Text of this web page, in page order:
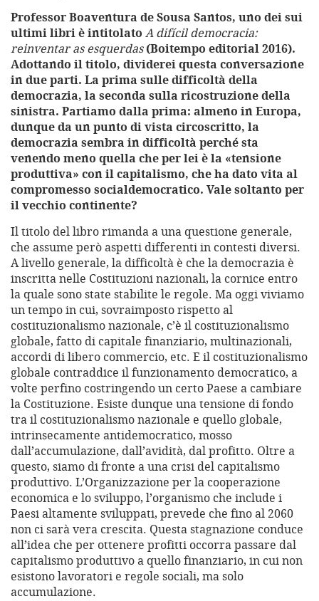
Professor Boaventura de Sousa Santos, uno dei sui
ultimi libri è intitolato A difícil democracia:
reinventar as esquerdas(Boitempo editorial 2016).
Adottando il titolo, dividerei questa conversazione
in due parti. La prima sulle difficoltà della
democrazia, la seconda sulla ricostruzione della
sinistra. Partiamo dalla prima: almeno in Europa,
dunque da un punto di vista circoscritto, la
democrazia sembra in difficoltà perché sta
venendo meno quella che per lei è la «tensione
produttiva» con il capitalismo, che ha dato vita al
compromesso socialdemocratico. Vale soltanto per
il vecchio continente?
Il titolo del libro rimanda a una questione generale,
che assume però aspetti differenti in contesti diversi.
A livello generale, la difficoltà è che la democrazia è
inscritta nelle Costituzioni nazionali, la cornice entro
la quale sono state stabilite le regole. Ma oggi viviamo
un tempo in cui, sovraimposto rispetto al
costituzionalismo nazionale, c’è il costituzionalismo
globale, fatto di capitale finanziario, multinazionali,
accordi di libero commercio, etc. E il costituzionalismo
globale contraddice il funzionamento democratico, a
volte perfino costringendo un certo Paese a cambiare
la Costituzione. Esiste dunque una tensione di fondo
tra il costituzionalismo nazionale e quello globale,
intrinsecamente antidemocratico, mosso
dall’accumulazione, dall’avidità, dal profitto. Oltre a
questo, siamo di fronte a una crisi del capitalismo
produttivo. L’Organizzazione per la cooperazione
economica e lo sviluppo, l’organismo che include i
Paesi altamente sviluppati, prevede che fino al 2060
non ci sarà vera crescita. Questa stagnazione conduce
all’idea che per ottenere profitti occorra passare dal
capitalismo produttivo a quello finanziario, in cui non
esistono lavoratori e regole sociali, ma solo
accumulazione.